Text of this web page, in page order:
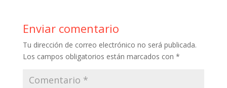
o
o
k
st
p
p
ti
r
Enviar comentario
Tu dirección de correo electrónico no será publicada.
Los campos obligatorios están marcados con *